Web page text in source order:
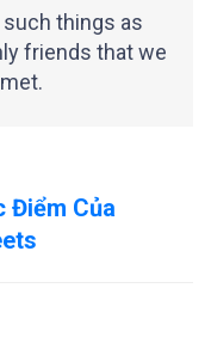
such things as
friends that we
Điểm Của